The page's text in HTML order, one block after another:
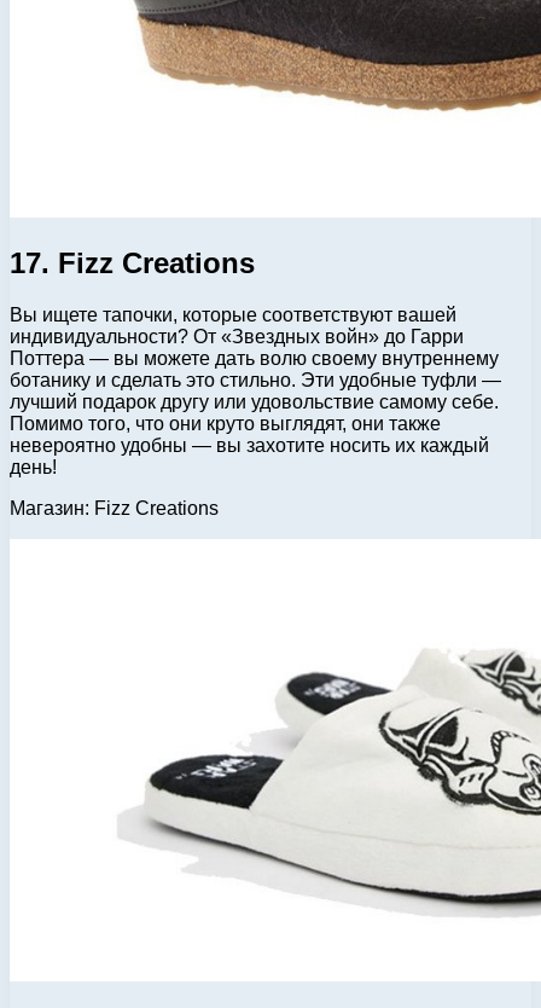
17. Fizz Creations
Вы ищете тапочки, которые соответствуют вашей
индивидуальности? От «Звездных войн» до Гарри
Поттера — вы можете дать волю своему внутреннему
ботанику и сделать это стильно. Эти удобные туфли —
лучший подарок другу или удовольствие самому себе.
Помимо того, что они круто выглядят, они также
невероятно удобны — вы захотите носить их каждый
день!
Магазин: Fizz Creations